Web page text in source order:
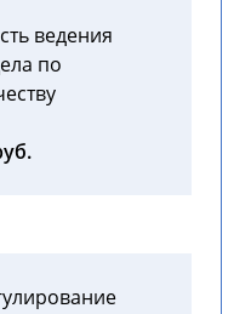
ведения
по